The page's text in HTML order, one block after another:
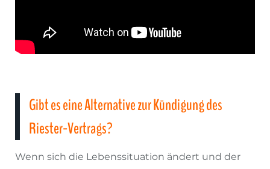
Gibt es eine Alternative zur Kündigung des
Riester-Vertrags?
Wenn sich die Lebenssituation ändert und der